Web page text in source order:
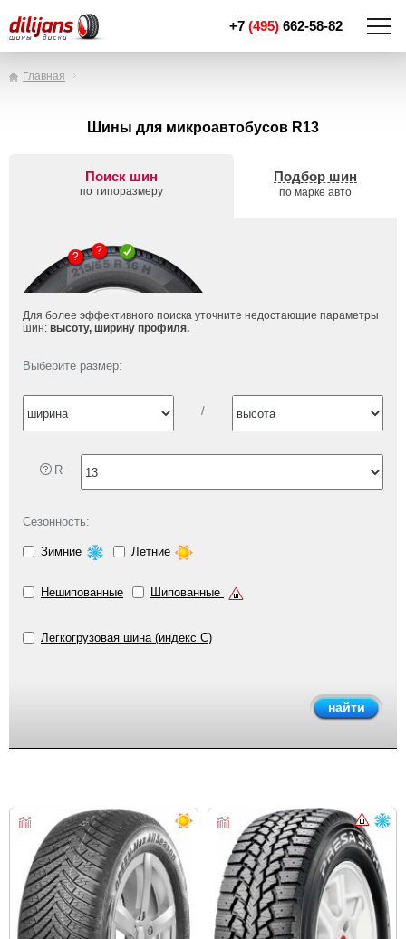
+7 (495) 662-58-82
Главная
Шины для микроавтобусов R13
Поиск шин
по типоразмеру
Подбор шин
по марке авто
Для более эффективного поиска уточните недостающие параметры
шин: высоту, ширину профиля.
Выберите размер:
/
R
Сезонность:
Зимние Летние
Нешипованные Шипованные
Легкогрузовая шина (индекс C)